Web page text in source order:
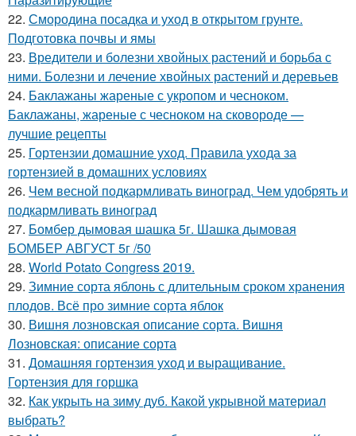
22. Смородина посадка и уход в открытом грунте.
Подготовка почвы и ямы
23. Вредители и болезни хвойных растений и борьба с
ними. Болезни и лечение хвойных растений и деревьев
24. Баклажаны жареные с укропом и чесноком.
Баклажаны, жареные с чесноком на сковороде —
лучшие рецепты
25. Гортензии домашние уход. Правила ухода за
гортензией в домашних условиях
26. Чем весной подкармливать виноград. Чем удобрять и
подкармливать виноград
27. Бомбер дымовая шашка 5г. Шашка дымовая
БОМБЕР АВГУСТ 5г /50
28. World Potato Congress 2019.
29. Зимние сорта яблонь с длительным сроком хранения
плодов. Всё про зимние сорта яблок
30. Вишня лозновская описание сорта. Вишня
Лозновская: описание сорта
31. Домашняя гортензия уход и выращивание.
Гортензия для горшка
32. Как укрыть на зиму дуб. Какой укрывной материал
выбрать?